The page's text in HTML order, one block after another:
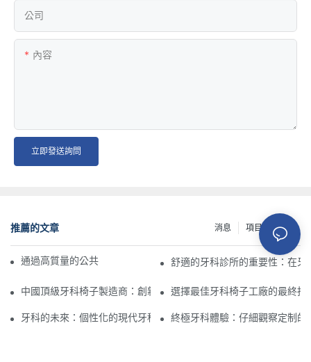
公司
內容
立即發送詢問
推薦的文章 資源
項目
消息
通過高質量的公共座位來提升您的空間舒適的牙科診所的重要性：在
中國頂級牙科椅子製造商：創新和質量選擇最佳牙科椅子工廠的最終指
牙科的未來：個性化的現代牙科椅 終極牙科體驗：仔細觀察定制的